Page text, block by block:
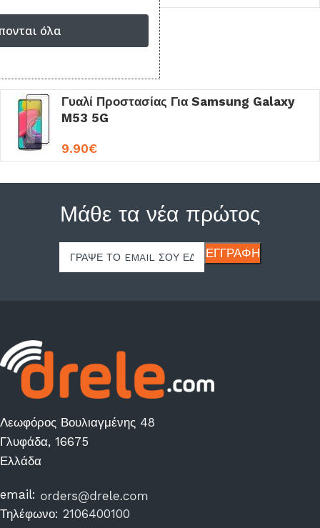
Γυαλί Προστασίας Για Samsung Galaxy
M53 5G
9.90€
Μάθε τα νέα πρώτος
Λεωφόρος Βουλιαγμένης 48
Γλυφάδα, 16675
Ελλάδα
email:
Τηλέφωνο: 2106400100
όλα